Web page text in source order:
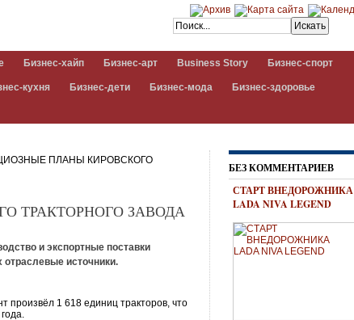
Бизнес-хайп Бизнес-арт Business Story Бизнес-спорт
кухня Бизнес-дети Бизнес-мода Бизнес-здоровье
ПЛАНЫ КИРОВСКОГО
ТРАКТОРНОГО ЗАВОДА
и экспортные поставки
отраслевые источники.
произвёл 1 618 единиц тракторов, что
БЕЗ КОММЕНТАРИЕВ
СТАРТ ВНЕДОРОЖНИКА
LADA NIVA LEGEND